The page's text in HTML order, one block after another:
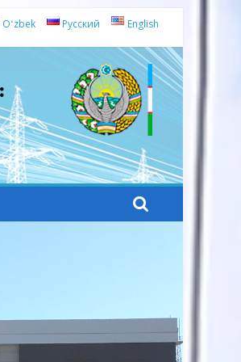
Oʻzbek Русский English